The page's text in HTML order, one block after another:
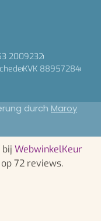
2009232
KVK 88957284
durch Maroy
WebwinkelKeur
72 reviews.